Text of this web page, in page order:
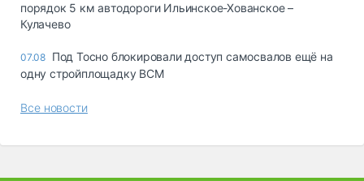
порядок 5 км автодороги Ильинское-Хованское –
Кулачево
07.08 Под Тосно блокировали доступ самосвалов ещё на
одну стройплощадку ВСМ
Все новости